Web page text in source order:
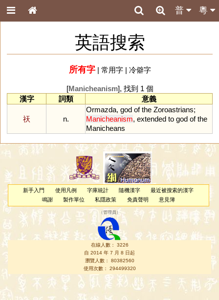
粵
普
英語搜索
所有字| 常用字| 冷僻字
[Manicheanism], 找到 1 個
漢字
詞類 意義
祆 n.
Ormazda, god of the Zoroastrians;
Manicheanism, extended to god of the
Manicheans
新手入門 使用凡例 字庫統計 隨機漢字
最近被搜索的漢字
鳴謝
製作單位 私隱政策 免責聲明 意見簿
（管理員 ）
在線人數： 3226
自 2014 年 7 月 8 日起
瀏覽人數： 80382560
使用次數： 294499320